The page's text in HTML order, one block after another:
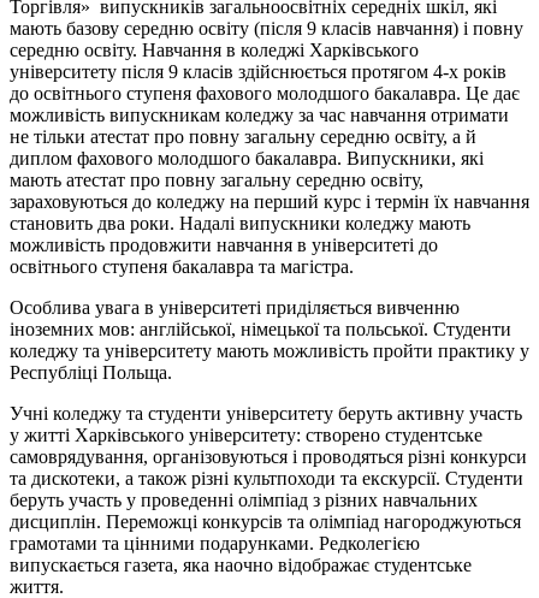
Торгівля» випускників загальноосвітніх середніх шкіл, які
мають базову середню освіту (після 9 класів навчання) і повну
середню освіту. Навчання в коледжі Харківського
університету після 9 класів здійснюється протягом 4-х років
до освітнього ступеня фахового молодшого бакалавра. Це дає
можливість випускникам коледжу за час навчання отримати
не тільки атестат про повну загальну середню освіту, а й
диплом фахового молодшого бакалавра. Випускники, які
мають атестат про повну загальну середню освіту,
зараховуються до коледжу на перший курс і термін їх навчання
становить два роки. Надалі випускники коледжу мають
можливість продовжити навчання в університеті до
освітнього ступеня бакалавра та магістра.
Особлива увага в університеті приділяється вивченню
іноземних мов: англійської, німецької та польської. Студенти
коледжу та університету мають можливість пройти практику у
Республіці Польща.
Учні коледжу та студенти університету беруть активну участь
у житті Харківського університету: створено студентське
самоврядування, організовуються і проводяться різні конкурси
та дискотеки, а також різні культпоходи та екскурсії. Студенти
беруть участь у проведенні олімпіад з різних навчальних
дисциплін. Переможці конкурсів та олімпіад нагороджуються
грамотами та цінними подарунками. Редколегією
випускається газета, яка наочно відображає студентське
життя.